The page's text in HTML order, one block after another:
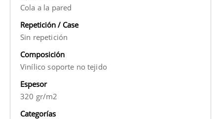
Cola a la pared
Repetición / Case
Sin repetición
Composición
Vinílico soporte no tejido
Espesor
320 gr/m2
Categorías